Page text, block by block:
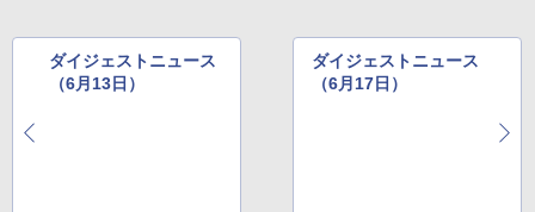
ダイジェストニュース
（6月13日）
ダイジェストニュース
（6月17日）